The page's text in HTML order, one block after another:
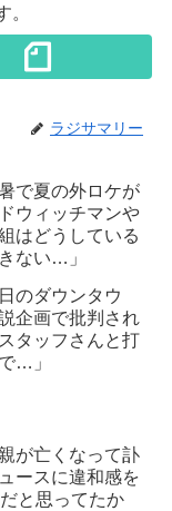
。
ラジサマリー
で夏の外ロケが
ウィッチマンや
はどうしている
ない…」
のダウンタウ
企画で批判され
タッフさんと打
…」
が亡くなって訃
ースに違和感を
と思ってたか